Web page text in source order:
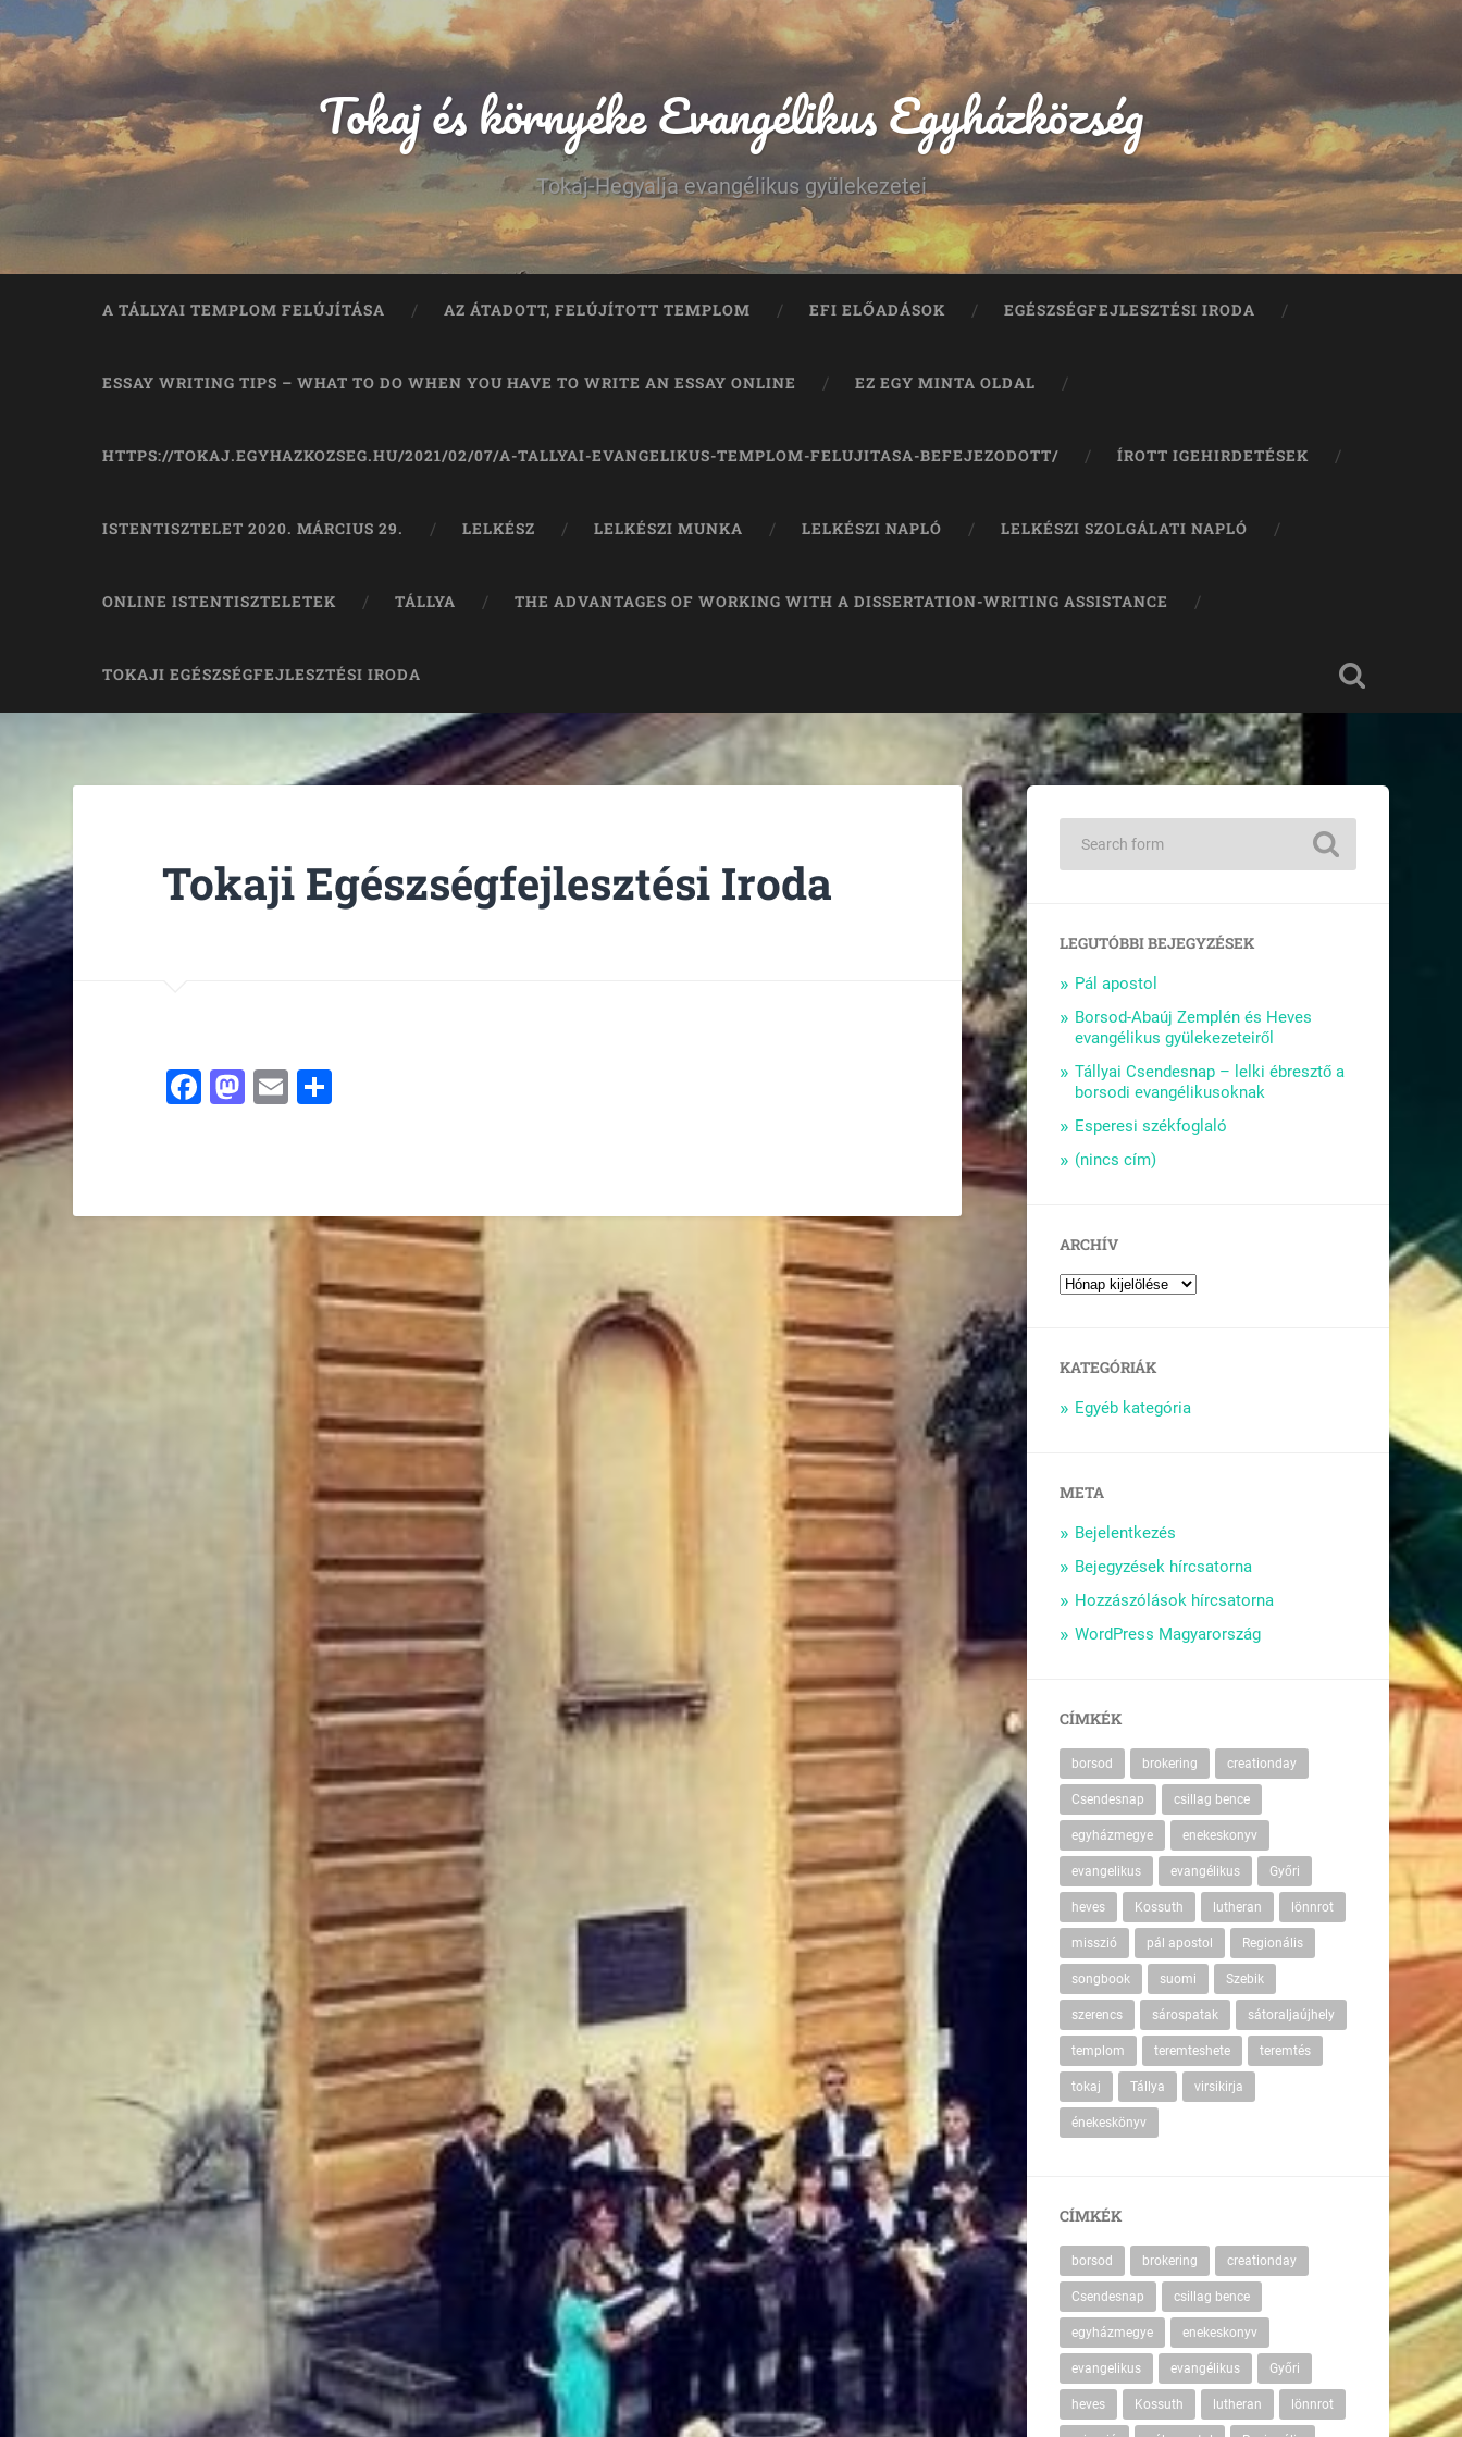
Tokaj és környéke Evangélikus Egyházközség
Tokaj-Hegyalja evangélikus gyülekezetei
A TÁLLYAI TEMPLOM FELÚJÍTÁSA AZ ÁTADOTT, FELÚJÍTOTT TEMPLOM EFI ELŐADÁSOK EGÉSZSÉGFEJLESZTÉSI IRODA
ESSAY WRITING TIPS – WHAT TO DO WHEN YOU HAVE TO WRITE AN ESSAY ONLINE EZ EGY MINTA OLDAL
HTTPS://TOKAJ.EGYHAZKOZSEG.HU/2021/02/07/A-TALLYAI-EVANGELIKUS-TEMPLOM-FELUJITASA-BEFEJEZODOTT/ ÍROTT IGEHIRDETÉSEK
ISTENTISZTELET 2020. MÁRCIUS 29. LELKÉSZ LELKÉSZI MUNKA LELKÉSZI NAPLÓ LELKÉSZI SZOLGÁLATI NAPLÓ
ONLINE ISTENTISZTELETEK TÁLLYA THE ADVANTAGES OF WORKING WITH A DISSERTATION-WRITING ASSISTANCE
TOKAJI EGÉSZSÉGFEJLESZTÉSI IRODA
Tokaji Egészségfejlesztési Iroda
Facebook
Mastodon
Email
LEGUTÓBBI BEJEGYZÉSEK
Pál apostol
Borsod-Abaúj Zemplén és Heves
evangélikus gyülekezeteiről
Tállyai Csendesnap – lelki ébresztő a
borsodi evangélikusoknak
Esperesi székfoglaló
(nincs cím)
ARCHÍV
KATEGÓRIÁK
Egyéb kategória
META
Bejelentkezés
Bejegyzések hírcsatorna
Hozzászólások hírcsatorna
WordPress Magyarország
CÍMKÉK
borsod brokering creationday
Csendesnap csillag bence
egyházmegye enekeskonyv
evangelikus evangélikus Győri
heves Kossuth lutheran lönnrot
misszió pál apostol Regionális
songbook suomi Szebik
szerencs sárospatak sátoraljaújhely
templom teremteshete teremtés
tokaj Tállya virsikirja
énekeskönyv
CÍMKÉK
borsod brokering creationday
Csendesnap csillag bence
egyházmegye enekeskonyv
evangelikus evangélikus Győri
heves Kossuth lutheran lönnrot